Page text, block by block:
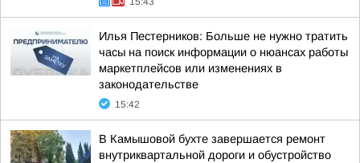
Илья Пестерников: Больше не нужно тратить
часы на поиск информации о нюансах работы
маркетплейсов или изменениях в
законодательстве
15:42
В Камышовой бухте завершается ремонт
внутриквартальной дороги и обустройство